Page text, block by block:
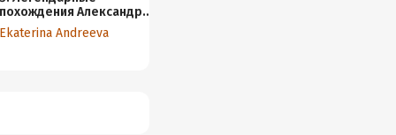
похождения Александра
Македонского
Ekaterina Andreeva